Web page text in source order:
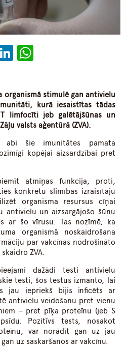
EmailLinkedIn
organismā stimulē gan antivielu
kurā iesaistītas tādas
limfocīti jeb galētājšūnas un
valsts aģentūrā (ZVA).
abi šie imunitātes pamata
kopējai aizsardzībai pret
atmiņas funkcija, proti,
konkrētu slimības izraisītāju
organisma resursus cīņai
un aizsargājošo šūnu
ar šo vīrusu. Tas nozīmē, ka
organismā noskaidrošana
par vakcīnas nodrošināto
ZVA.
dažādi testi antivielu
testi, šos testus izmanto, lai
jau iepriekš bijis inficēts ar
antivielu veidošanu pret vienu
– pret pīķa proteīnu (jeb S
Pozitīvs tests, nosakot
var norādīt gan uz jau
uz saskaršanos ar vakcīnu.